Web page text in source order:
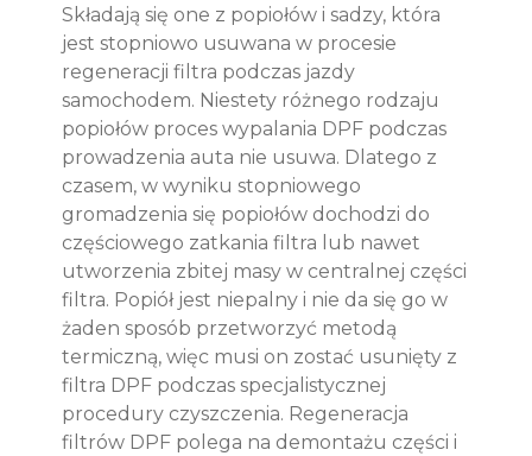
Składają się one z popiołów i sadzy, która
jest stopniowo usuwana w procesie
regeneracji filtra podczas jazdy
samochodem. Niestety różnego rodzaju
popiołów proces wypalania DPF podczas
prowadzenia auta nie usuwa. Dlatego z
czasem, w wyniku stopniowego
gromadzenia się popiołów dochodzi do
częściowego zatkania filtra lub nawet
utworzenia zbitej masy w centralnej części
filtra. Popiół jest niepalny i nie da się go w
żaden sposób przetworzyć metodą
termiczną, więc musi on zostać usunięty z
filtra DPF podczas specjalistycznej
procedury czyszczenia. Regeneracja
filtrów DPF polega na demontażu części i